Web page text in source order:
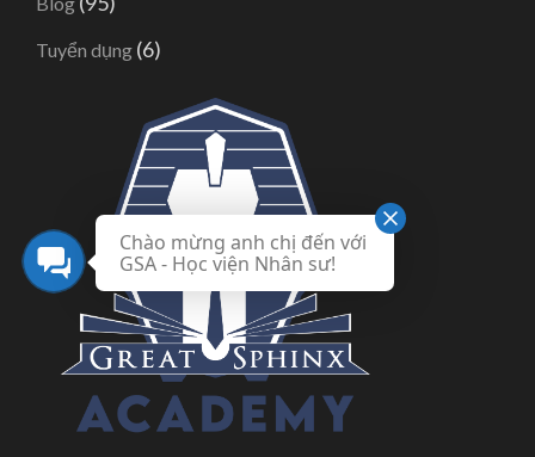
Tuyển dụng (6)
Chào mừng anh chị đến với
GSA - Học viện Nhân sư!